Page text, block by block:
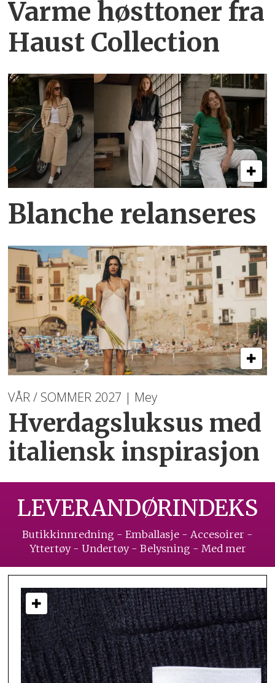
Varme høsttoner fra
Haust Collection
Blanche relanseres
VÅR / SOMMER 2027 | Mey
Hverdagsluksus med
italiensk inspirasjon
LEVERANDØRINDEKS
Butikkinnredning - Emballasje - Accesoirer -
Yttertøy - Undertøy - Belysning - Med mer